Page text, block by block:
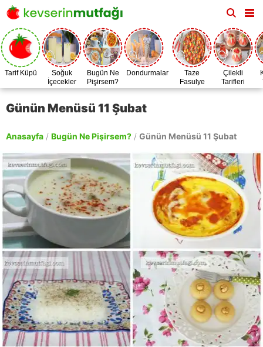
Tarif Küpü
Soğuk
İçecekler
Bugün Ne
Pişirsem?
Dondurmalar
Taze
Fasulye
Zamanı
Çilekli
Tarifleri
Günün Menüsü 11 Şubat
Anasayfa / Bugün Ne Pişirsem? / Günün Menüsü 11 Şubat